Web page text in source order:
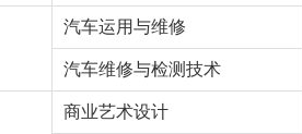
汽车运用与维修
汽车维修与检测技术
商业艺术设计